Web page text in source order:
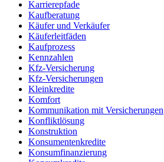
Karrierepfade
Kaufberatung
Käufer und Verkäufer
Käuferleitfäden
Kaufprozess
Kennzahlen
Kfz-Versicherung
Kfz-Versicherungen
Kleinkredite
Komfort
Kommunikation mit Versicherungen
Konfliktlösung
Konstruktion
Konsumentenkredite
Konsumfinanzierung